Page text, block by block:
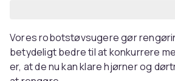
Vores robotstøvsugere gør
betydeligt bedre til at konkurrere
er, at de nu kan klare hjørner og